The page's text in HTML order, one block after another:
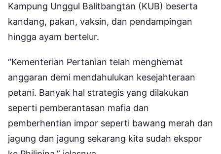
Kampung Unggul Balitbangtan (KUB) beserta
kandang, pakan, vaksin, dan pendampingan
hingga ayam bertelur.
“Kementerian Pertanian telah menghemat
anggaran demi mendahulukan kesejahteraan
petani. Banyak hal strategis yang dilakukan
seperti pemberantasan mafia dan
pemberhentian impor seperti bawang merah dan
jagung dan jagung sekarang kita sudah ekspor